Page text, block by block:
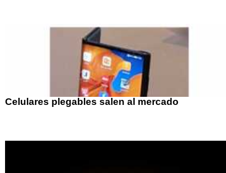
Celulares plegables salen al mercado